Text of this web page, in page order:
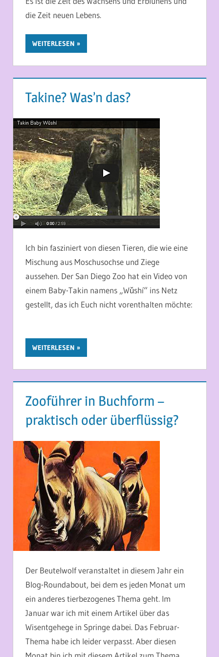
die Zeit neuen Lebens.
WEITERLESEN
Takine? Was’n das?
Ich bin fasziniert von diesen Tieren, die wie eine
Mischung aus Moschusochse und Ziege
aussehen. Der San Diego Zoo hat ein Video von
einem Baby-Takin namens „Wǔshí“ ins Netz
gestellt, das ich Euch nicht vorenthalten möchte:
WEITERLESEN
Zooführer in Buchform –
praktisch oder überflüssig?
21. MÄRZ 2014
MARTINA BERG
Der Beutelwolf veranstaltet in diesem Jahr ein
Blog-Roundabout, bei dem es jeden Monat um
ein anderes tierbezogenes Thema geht. Im
Januar war ich mit einem Artikel über das
Wisentgehege in Springe dabei. Das Februar-
Thema habe ich leider verpasst. Aber diesen